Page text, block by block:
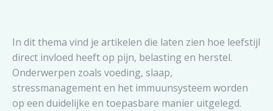
In dit thema vind je artikelen die laten zien hoe leefstijl
direct invloed heeft op pijn, belasting en herstel.
Onderwerpen zoals voeding, slaap,
stressmanagement en het immuunsysteem worden
op een duidelijke en toepasbare manier uitgelegd.